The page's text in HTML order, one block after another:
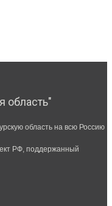
область"
область на всю Россию
РФ, поддержанный